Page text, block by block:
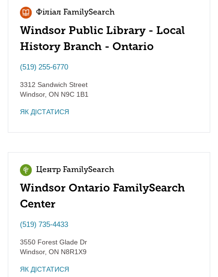
Філіал FamilySearch
Windsor Public Library - Local
History Branch - Ontario
(519) 255-6770
3312 Sandwich Street
Windsor, ON N9C 1B1
ЯК ДІСТАТИСЯ
Центр FamilySearch
Windsor Ontario FamilySearch
Center
(519) 735-4433
3550 Forest Glade Dr
Windsor, ON N8R1X9
ЯК ДІСТАТИСЯ